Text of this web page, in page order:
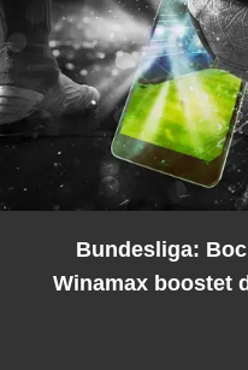
2. Bundesliga:
Winamax boostet